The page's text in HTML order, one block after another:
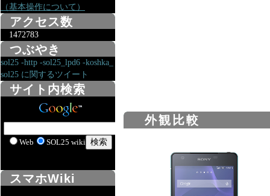
外観比較
（基本操作について）
アクセス数
1472783
つぶやき
sol25 -http -sol25_lpd6 -koshka_
sol25 に関するツイート
サイト内検索
Web SOL25 wiki
スマホWiki